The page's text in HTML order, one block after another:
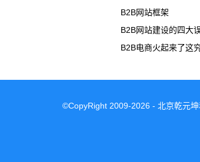
B2B网站框架
B2B网站建设的四大
B2B电商火起来了这
©CopyRight 2009-2026 - 北京乾元